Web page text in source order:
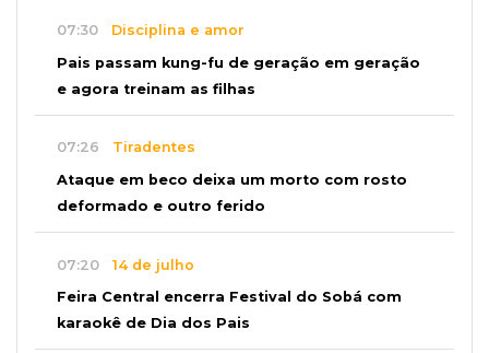
07:30 Disciplina e amor
Pais passam kung-fu de geração em geração
e agora treinam as filhas
07:26 Tiradentes
Ataque em beco deixa um morto com rosto
deformado e outro ferido
07:20 14 de julho
Feira Central encerra Festival do Sobá com
karaokê de Dia dos Pais